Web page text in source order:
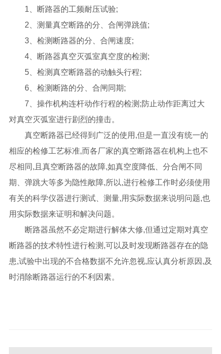
1、断路器的工频耐压试验;
2、测量真空断路的分、合闸弹跳值;
3、检测断路器的分、合闸速度;
4、断路器真空灭弧室真空度的检测;
5、检测真空断路器的动触头行程;
6、检测断路的分、合闸同期;
7、操作机构连杆动作行程的检测;防止动作距离过大
对真空灭弧室进行剧烈的撞击。
真空断路器已经得到广泛的使用,但是一直没有统一的
相应的检修工艺标准,而各厂家的真空断路器在机构上也不
尽相同,且真空断路器的故障,如真空度降低、分合闸不同
期、弹跳大等多为隐性敞障,所以,进行检修工作时必须使用
有关的科学仪器进行测试、测量,用实际数据来说明问题,也
用实际数据来证明和解决问题。
断路器虽然不必定期进行解体大修,但通过定期对真空
断路器的技术特性进行检测,可以及时发现断路器存在的隐
患,试验中出现的不合格数据不允许忽视,应认真分析原因,及
时消除断路器运行的不利因素。